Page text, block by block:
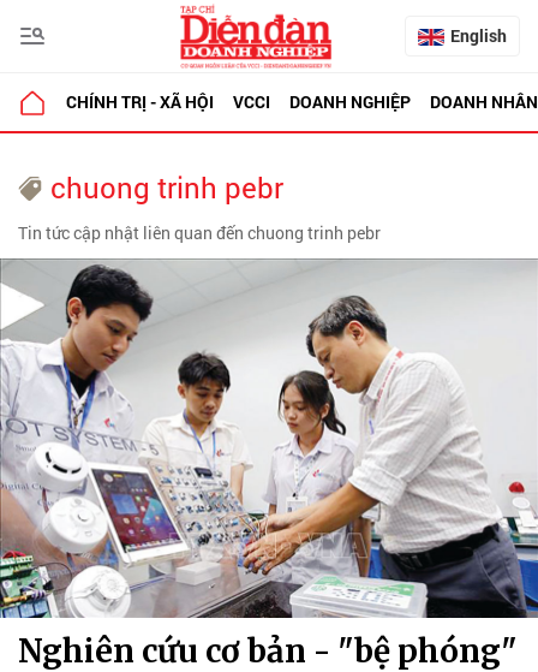
English
CHÍNH TRỊ - XÃ HỘI VCCI DOANH NGHIỆP DOANH NHÂN
chuong trinh pebr
Tin tức cập nhật liên quan đến chuong trinh pebr
Nghiên cứu cơ bản - "bệ phóng"